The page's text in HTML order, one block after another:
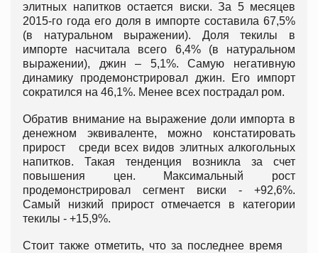
элитных напитков остается виски. За 5 месяцев
2015-го года его доля в импорте составила 67,5%
(в натуральном выражении). Доля текилы в
импорте насчитала всего 6,4% (в натуральном
выражении), джин – 5,1%. Самую негативную
динамику продемонстрировал джин. Его импорт
сократился на 46,1%. Менее всех пострадал ром.
Обратив внимание на выражение доли импорта в
денежном эквиваленте, можно констатировать
прирост среди всех видов элитных алкогольных
напитков. Такая тенденция возникла за счет
повышения цен. Максимальный рост
продемонстрировал сегмент виски - +92,6%.
Самый низкий прирост отмечается в категории
текилы - +15,9%.
Стоит также отметить, что за последнее время